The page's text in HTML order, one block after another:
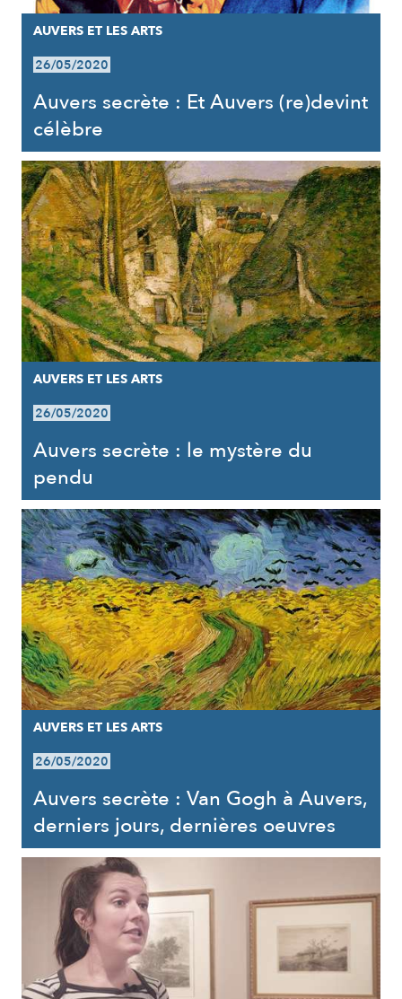
AUVERS ET LES ARTS
26/05/2020
Auvers secrète : Et Auvers (re)devint
célèbre
AUVERS ET LES ARTS
26/05/2020
Auvers secrète : le mystère du
pendu
AUVERS ET LES ARTS
26/05/2020
Auvers secrète : Van Gogh à Auvers,
derniers jours, dernières oeuvres